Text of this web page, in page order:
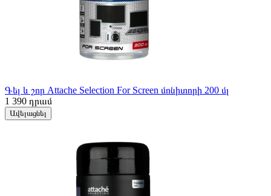
Գել և շոր Attache Selection For Screen մոնիտորի 200 մլ
1 390 դրամ
Ավելացնել